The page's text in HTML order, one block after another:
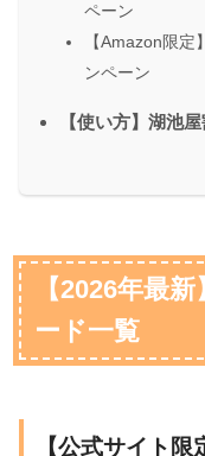
ペーン
【Amazon限
ンペーン
【使い方】湖池
【2026年最
ード一覧
【公式サイト